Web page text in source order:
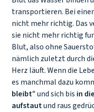
transportieren. Bei einer
nicht mehr richtig. Das
sie nicht mehr richtig
Blut, also ohne
nämlich zuletzt durch
Herz läuft. Wenn die
es manchmal dazu
bleibt”und sich bis in
aufstautund raus